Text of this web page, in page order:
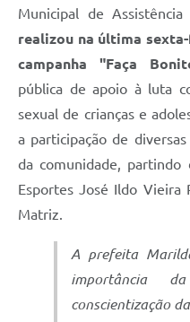
Municipal de Assistência
realizou na última
campanha "Faça
pública de apoio à luta
sexual de crianças e
a participação de
da comunidade,
Esportes José Ildo Vieira
Matriz.
A prefeita
importância
conscientização